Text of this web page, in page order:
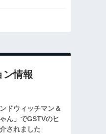
ン情報
ドウィッチマン＆
ん」でGSTVのヒ
されました